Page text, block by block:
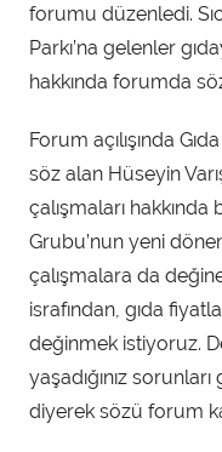
forumu düzenledi.
Parkı’na gelenler
hakkında forumda
Forum açılışında
söz alan Hüseyin
çalışmaları hakkında
Grubu’nun yeni
çalışmalara da
israfından, gıda
değinmek istiyoruz.
yaşadığınız
diyerek sözü forum